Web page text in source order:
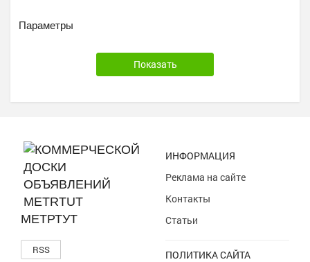
Параметры
МЕТРТУТ
RSS
ИНФОРМАЦИЯ
Реклама на сайте
Контакты
Статьи
ПОЛИТИКА САЙТА